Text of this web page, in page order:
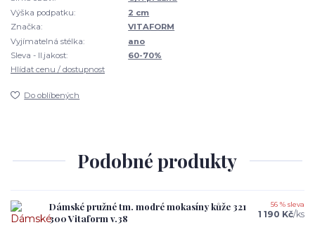
Výška podpatku:
2 cm
Značka:
VITAFORM
Vyjímatelná stélka:
ano
Sleva - II.jakost:
60-70%
Hlídat cenu / dostupnost
Do oblíbených
Podobné produkty
Dámské pružné tm. modré mokasíny kůže 321
300 Vitaform v.38
56 % sleva
1 190 Kč/ks